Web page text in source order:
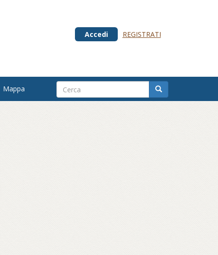
Accedi REGISTRATI
Mappa